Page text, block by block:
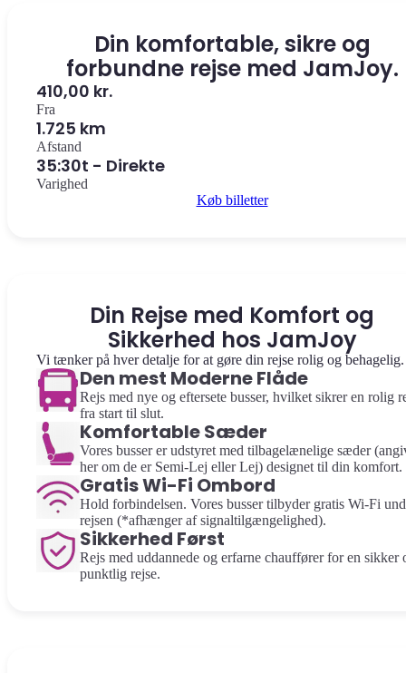
Din komfortable, sikre og
forbundne rejse med JamJoy.
410,00 kr.
Fra
1.725 km
Afstand
35:30t - Direkte
Varighed
Køb billetter
Din Rejse med Komfort og
Sikkerhed hos JamJoy
Vi tænker på hver detalje for at gøre din rejse rolig og behagelig.
Den mest Moderne Flåde
Rejs med nye og eftersete busser, hvilket sikrer en rolig
fra start til slut.
Komfortable Sæder
Vores busser er udstyret med tilbagelænelige sæder
her om de er Semi-Lej eller Lej) designet til din komfort.
Gratis Wi-Fi Ombord
Hold forbindelsen. Vores busser tilbyder gratis Wi-Fi
rejsen (*afhænger af signaltilgængelighed).
Sikkerhed Først
Rejs med uddannede og erfarne chauffører for en sikker
punktlig rejse.